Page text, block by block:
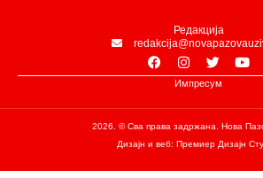
Редакција
Импресум
2026. © Сва права задржана. Нова
Дизајн и веб: Премиер Дизајн